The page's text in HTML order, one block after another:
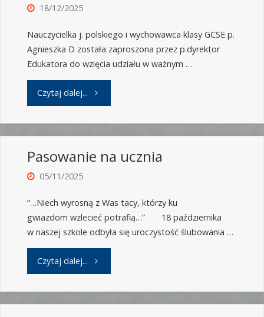
18/12/2025
Nauczycielka j. polskiego i wychowawca klasy GCSE p.
Agnieszka D została zaproszona przez p.dyrektor
Edukatora do wzięcia udziału w ważnym …
Czytaj dalej...
Pasowanie na ucznia
05/11/2025
“…Niech wyrosną z Was tacy, którzy ku
gwiazdom wzlecieć potrafią…” 18 października
w naszej szkole odbyła się uroczystość ślubowania …
Czytaj dalej...